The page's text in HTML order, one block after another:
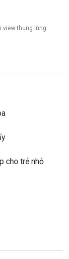
view thung lũng
cho trẻ nhỏ